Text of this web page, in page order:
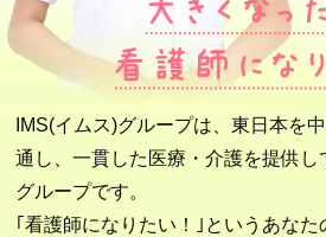
IMS(イムス)グループは、東日本を
通し、一貫した医療・介護を提供
グループです。
｢看護師になりたい！｣というあなた